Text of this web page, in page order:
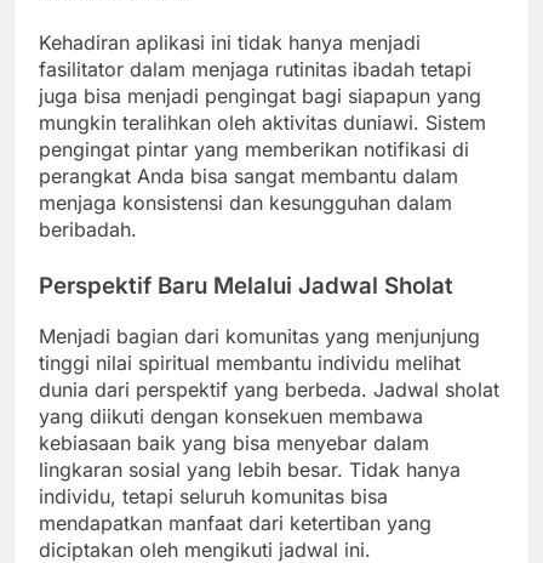
Kehadiran aplikasi ini tidak hanya menjadi
fasilitator dalam menjaga rutinitas ibadah tetapi
juga bisa menjadi pengingat bagi siapapun yang
mungkin teralihkan oleh aktivitas duniawi. Sistem
pengingat pintar yang memberikan notifikasi di
perangkat Anda bisa sangat membantu dalam
menjaga konsistensi dan kesungguhan dalam
beribadah.
Perspektif Baru Melalui Jadwal Sholat
Menjadi bagian dari komunitas yang menjunjung
tinggi nilai spiritual membantu individu melihat
dunia dari perspektif yang berbeda. Jadwal sholat
yang diikuti dengan konsekuen membawa
kebiasaan baik yang bisa menyebar dalam
lingkaran sosial yang lebih besar. Tidak hanya
individu, tetapi seluruh komunitas bisa
mendapatkan manfaat dari ketertiban yang
diciptakan oleh mengikuti jadwal ini.